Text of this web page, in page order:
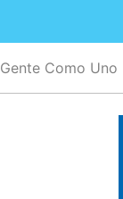
Gente Como Uno